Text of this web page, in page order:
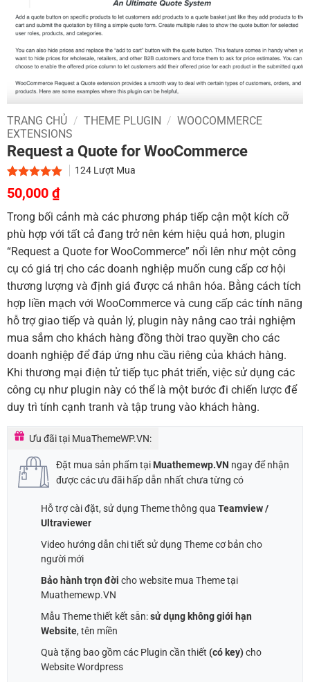
TRANG CHỦ / THEME PLUGIN / WOOCOMMERCE
EXTENSIONS
Request a Quote for WooCommerce
5.00 trên 5
dựa trên
2
đánh giá
124Lượt Mua
Giá
gốc
là:
700,000 ₫.
50,000 ₫Giá
hiện
tại
là:
50,000 ₫.
Trong bối cảnh mà các phương pháp tiếp cận một kích cỡ
phù hợp với tất cả đang trở nên kém hiệu quả hơn, plugin
“Request a Quote for WooCommerce” nổi lên như một công
cụ có giá trị cho các doanh nghiệp muốn cung cấp cơ hội
thương lượng và định giá được cá nhân hóa. Bằng cách tích
hợp liền mạch với WooCommerce và cung cấp các tính năng
hỗ trợ giao tiếp và quản lý, plugin này nâng cao trải nghiệm
mua sắm cho khách hàng đồng thời trao quyền cho các
doanh nghiệp để đáp ứng nhu cầu riêng của khách hàng.
Khi thương mại điện tử tiếp tục phát triển, việc sử dụng các
công cụ như plugin này có thể là một bước đi chiến lược để
duy trì tính cạnh tranh và tập trung vào khách hàng.
Ưu đãi tại MuaThemeWP.VN:
Đặt mua sản phẩm tại Muathemewp.VN ngay để nhận
được các ưu đãi hấp dẫn nhất chưa từng có
Hỗ trợ cài đặt, sử dụng Theme thông qua Teamview /
Ultraviewer
Video hướng dẫn chi tiết sử dụng Theme cơ bản cho
người mới
Bảo hành trọn đời cho website mua Theme tại
Muathemewp.VN
Mẫu Theme thiết kết sẵn:sử dụng không giới hạn
Website, tên miền
Quà tặng bao gồm các Plugin cần thiết (có key)cho
Website Wordpress